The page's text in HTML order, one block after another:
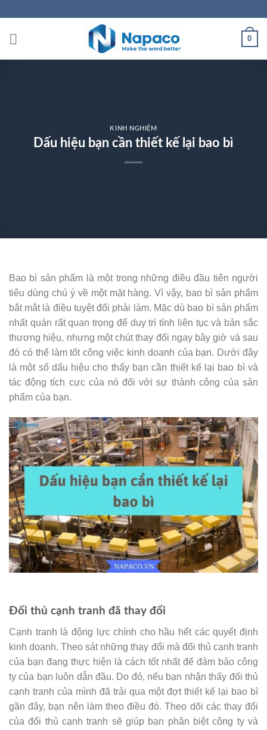
content
0
KINH NGHIỆM
Dấu hiệu bạn cần thiết kế lại bao bì
Bao bì sản phẩm là một trong những điều đầu tiên người
tiêu dùng chú ý về một mặt hàng. Vì vậy, bao bì sản phẩm
bắt mắt là điều tuyệt đối phải làm. Mặc dù bao bì sản phẩm
nhất quán rất quan trọng để duy trì tính liên tục và bản sắc
thương hiệu, nhưng một chút thay đổi ngay bây giờ và sau
đó có thể làm tốt công việc kinh doanh của bạn. Dưới đây
là một số dấu hiệu cho thấy bạn cần thiết kế lại bao bì và
tác động tích cực của nó đối với sự thành công của sản
phẩm của bạn.
Đối thủ cạnh tranh đã thay đổi
Cạnh tranh là động lực chính cho hầu hết các quyết định
kinh doanh. Theo sát những thay đổi mà đối thủ cạnh tranh
của bạn đang thực hiện là cách tốt nhất để đảm bảo công
ty của bạn luôn dẫn đầu. Do đó, nếu bạn nhận thấy đối thủ
cạnh tranh của mình đã trải qua một đợt thiết kế lại bao bì
gần đây, bạn nên làm theo điều đó. Theo dõi các thay đổi
của đối thủ cạnh tranh sẽ giúp bạn phân biệt công ty và